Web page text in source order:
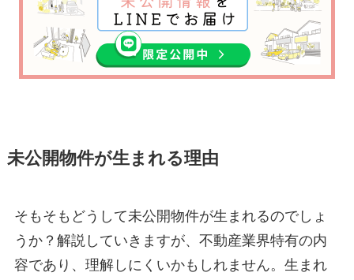
未公開物件が生まれる理由
そもそもどうして未公開物件が生まれるのでしょ
うか？解説していきますが、不動産業界特有の内
容であり、理解しにくいかもしれません。生まれ